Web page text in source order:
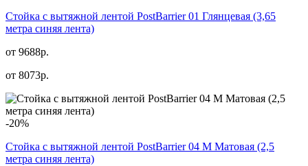
Стойка с вытяжной лентой PostBarrier 01 Глянцевая (3,65
метра синяя лента)
от 9688р.
от 8073р.
-20%
Стойка с вытяжной лентой PostBarrier 04 M Матовая (2,5
метра синяя лента)